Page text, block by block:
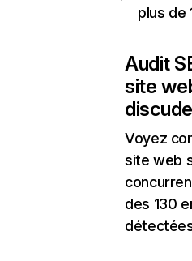
plus de
Audit
site
Voyez
site web
des 130